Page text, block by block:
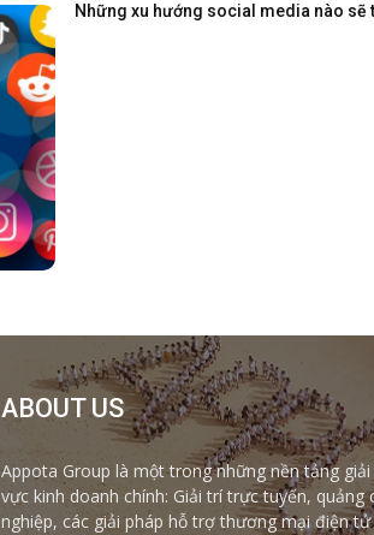
Những xu hướng social media nào sẽ
ABOUT US
Appota Group là một trong những nền tảng
vực kinh doanh chính: Giải trí trực tuyến,
nghiệp, các giải pháp hỗ trợ thương mại điện